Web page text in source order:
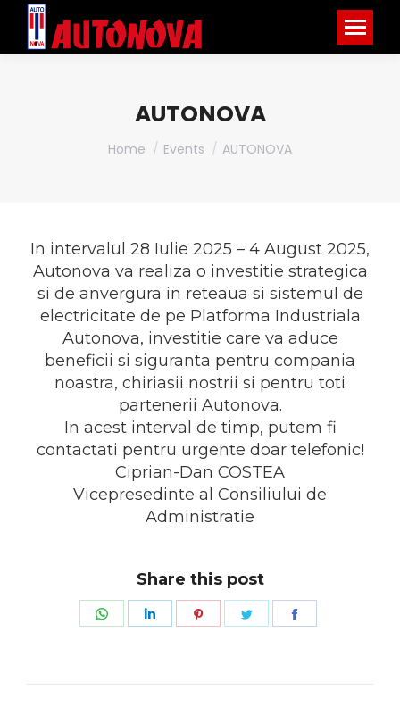
AUTONOVA
You are here:
Home Events AUTONOVA
In intervalul 28 Iulie 2025 – 4 August 2025,
Autonova va realiza o investitie strategica
si de anvergura in reteaua si sistemul de
electricitate de pe Platforma Industriala
Autonova, investitie care va aduce
beneficii si siguranta pentru compania
noastra, chiriasii nostrii si pentru toti
partenerii Autonova.
In acest interval de timp, putem fi
contactati pentru urgente doar telefonic!
Ciprian-Dan COSTEA
Vicepresedinte al Consiliului de
Administratie
Share this post
Share
Share
Share
Share